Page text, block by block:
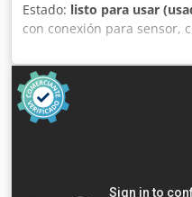
Estado: listo para usar
con conexión para sensor,
LB3.075.030-00.000 /
Artículo usado, en buen
funcional. El alcance del
Crodpfx Afozr Dc Djpef